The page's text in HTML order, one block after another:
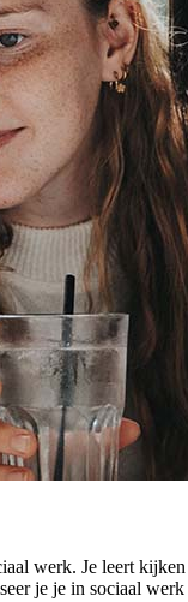
werk. Je leert
je je in sociaal